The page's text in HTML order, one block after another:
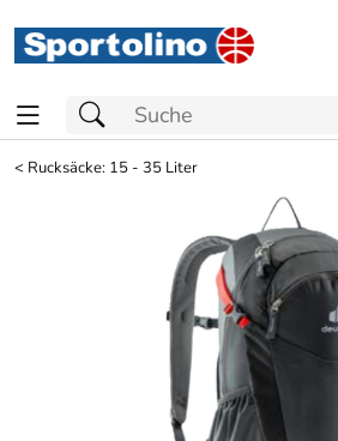
< Rucksäcke: 15 - 35 Liter